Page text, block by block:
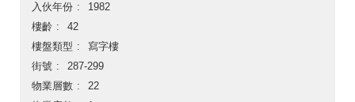
入伙年份
1982
樓齡
42
樓盤類型
寫字樓
街號
287-299
物業層數
22